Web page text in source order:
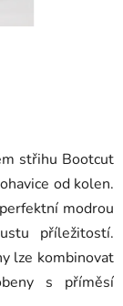
střihu Bootcut
od kolen.
modrou
příležitostí.
lze kombinovat
s příměsí